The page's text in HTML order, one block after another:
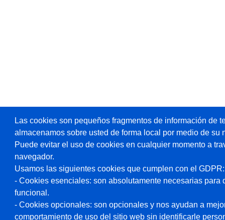
Las cookies son pequeños fragmentos de información de
almacenamos sobre usted de forma local por medio de su
Puede evitar el uso de cookies en cualquier momento a
navegador.
Usamos las siguientes cookies que cumplen con el GDPR:
- Cookies esenciales: son absolutamente necesarias para
funcional.
- Cookies opcionales: son opcionales y nos ayudan a
comportamiento de uso del sitio web sin identificarle